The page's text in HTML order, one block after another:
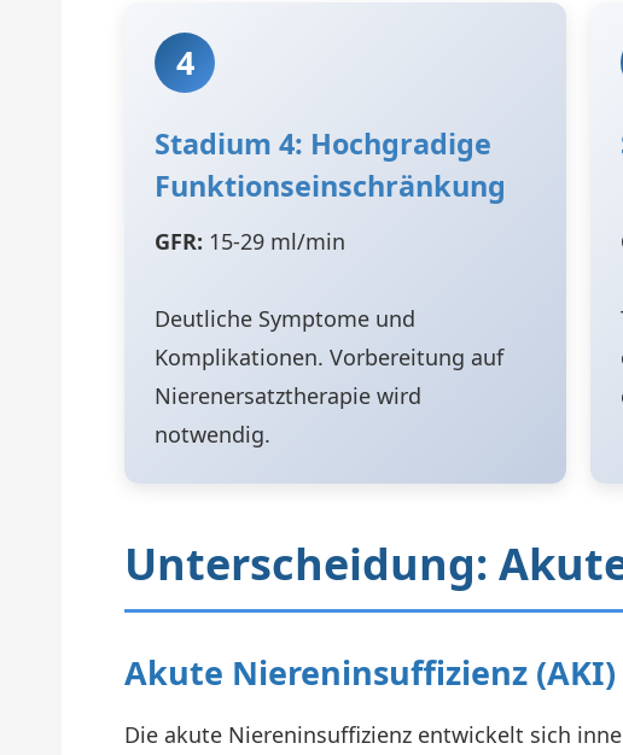
4
Stadium 4: Hochgradige
Funktionseinschränkung
GFR: 15-29 ml/min
Deutliche Symptome und
Komplikationen. Vorbereitung auf
Nierenersatztherapie wird
notwendig.
Unterscheidung:
Akute Niereninsuffizienz (AKI)
Die akute Niereninsuffizienz entwickelt sich